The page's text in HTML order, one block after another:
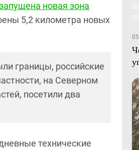
новая зона
5,2 километра новых
границы, российские
на Северном
посетили два
технические